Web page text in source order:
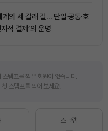
의 세 갈래 길… 단일·공통·호
적 결제’의 운명
스탬프를 찍은 회원이 없습니다.
첫 스탬프를 찍어 보세요!
스크랩